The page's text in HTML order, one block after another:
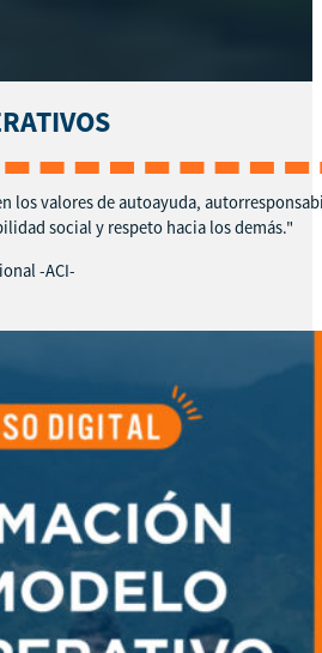
los valores de autoayuda,
social y respeto hacia los demás."
-ACI-